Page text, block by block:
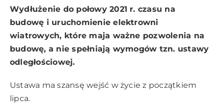
Wydłużenie do połowy 2021 r. czasu na
budowę i uruchomienie elektrowni
wiatrowych, które maja ważne pozwolenia na
budowę, a nie spełniają wymogów tzn. ustawy
odległościowej.
Ustawa ma szansę wejść w życie z początkiem
lipca.